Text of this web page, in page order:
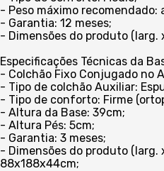
- Peso máximo recomendado:
- Garantia: 12 meses;
- Dimensões do produto (larg.
Especificações Técnicas da
- Colchão Fixo Conjugado no
- Tipo de colchão Auxiliar:
- Tipo de conforto: Firme
- Altura da Base: 39cm;
- Altura Pés: 5cm;
- Garantia: 3 meses;
- Dimensões do produto (larg.
88x188x44cm;